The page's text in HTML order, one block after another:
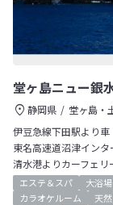
堂ヶ島ニュー銀
静岡県 堂ヶ島・
伊豆急線下田駅より
東名高速道沼津イン
清水港よりカーフェ
エステ＆スパ 大浴場
カラオケルーム
天